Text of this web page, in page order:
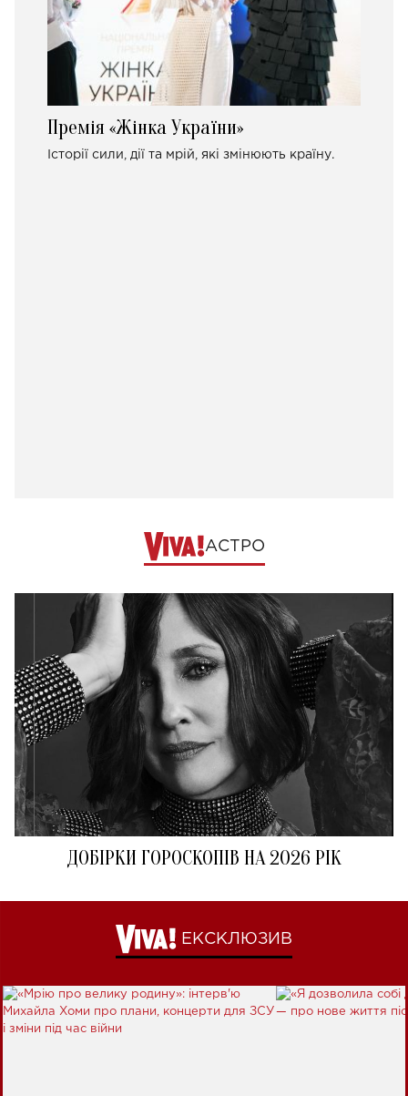
Премія «Жінка України»
Історії сили, дії та мрій, які змінюють країну.
АСТРО
ДОБІРКИ ГОРОСКОПІВ НА 2026 РІК
ЕКСКЛЮЗИВ